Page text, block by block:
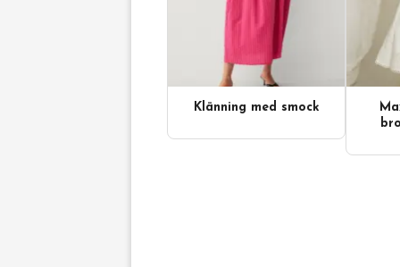
Videoinnehåll
Klänning med smock